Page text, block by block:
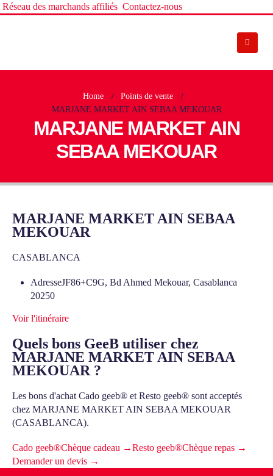
Réseau des marchands affiliés Contactez-nous
Home
Points de vente
MARJANE MARKET AIN SEBAA MEKOUAR
MARJANE MARKET AIN
SEBAA MEKOUAR
MARJANE MARKET AIN SEBAA
MEKOUAR
CASABLANCA
AdresseJF86+C9G, Bd Ahmed Mekouar, Casablanca
20250
Voir l'itinéraire
Quels bons GeeB utiliser chez
MARJANE MARKET AIN SEBAA
MEKOUAR ?
Les bons d'achat Cado geeb® et Resto geeb® sont acceptés
chez MARJANE MARKET AIN SEBAA MEKOUAR
(CASABLANCA).
Cado geeb®Chèque cadeau →Resto geeb®Chèque repas →
Demander un devis →